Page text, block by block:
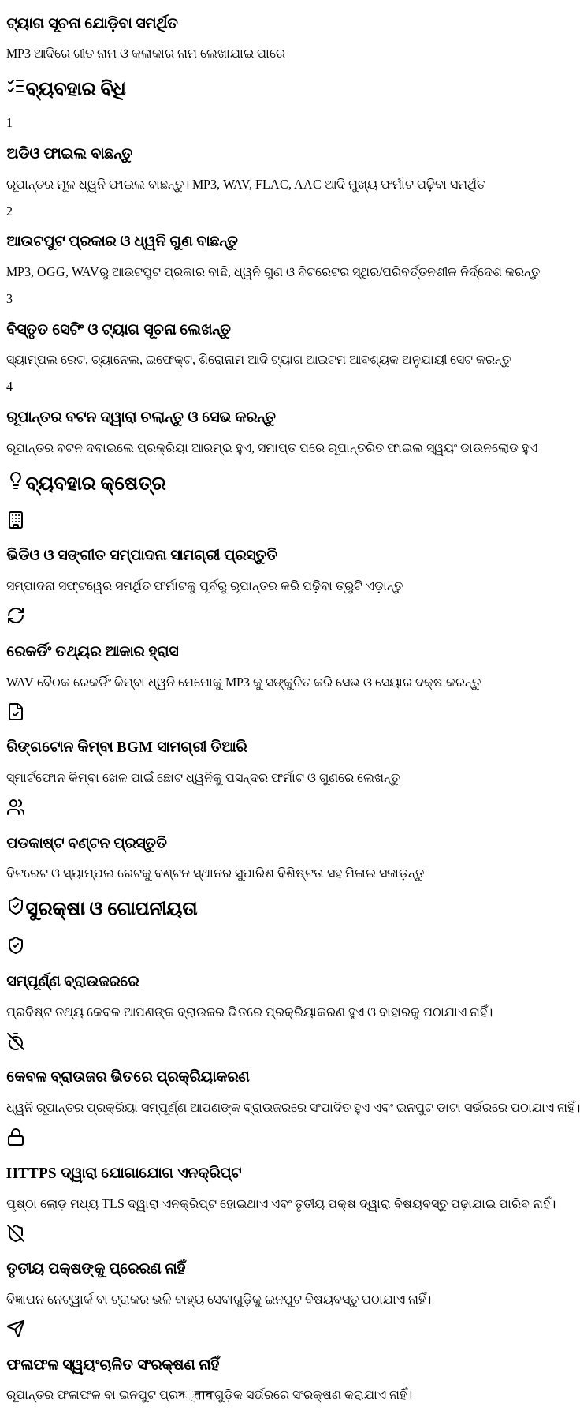
ଟ୍ୟାଗ ସୂଚନା ଯୋଡ଼ିବା ସମର୍ଥିତ
MP3 ଆଦିରେ ଗୀତ ନାମ ଓ କଳାକାର ନାମ ଲେଖାଯାଇ ପାରେ
ବ୍ୟବହାର ବିଧି
1
ଅଡିଓ ଫାଇଲ ବାଛନ୍ତୁ
ରୂପାନ୍ତର ମୂଳ ଧ୍ୱନି ଫାଇଲ ବାଛନ୍ତୁ। MP3, WAV, FLAC, AAC ଆଦି ମୁଖ୍ୟ ଫର୍ମାଟ ପଢ଼ିବା ସମର୍ଥିତ
2
ଆଉଟପୁଟ ପ୍ରକାର ଓ ଧ୍ୱନି ଗୁଣ ବାଛନ୍ତୁ
MP3, OGG, WAVରୁ ଆଉଟପୁଟ ପ୍ରକାର ବାଛି, ଧ୍ୱନି ଗୁଣ ଓ ବିଟରେଟର ସ୍ଥିର/ପରିବର୍ତ୍ତନଶୀଳ ନିର୍ଦ୍ଦେଶ କରନ୍ତୁ
3
ବିସ୍ତୃତ ସେଟିଂ ଓ ଟ୍ୟାଗ ସୂଚନା ଲେଖନ୍ତୁ
ସ୍ୟାମ୍ପଲ ରେଟ, ଚ୍ୟାନେଲ, ଇଫେକ୍ଟ, ଶିରୋନାମ ଆଦି ଟ୍ୟାଗ ଆଇଟମ ଆବଶ୍ୟକ ଅନୁଯାୟୀ ସେଟ କରନ୍ତୁ
4
ରୂପାନ୍ତର ବଟନ ଦ୍ୱାରା ଚଲାନ୍ତୁ ଓ ସେଭ କରନ୍ତୁ
ରୂପାନ୍ତର ବଟନ ଦବାଇଲେ ପ୍ରକ୍ରିୟା ଆରମ୍ଭ ହୁଏ, ସମାପ୍ତ ପରେ ରୂପାନ୍ତରିତ ଫାଇଲ ସ୍ୱୟଂ ଡାଉନଲୋଡ ହୁଏ
ବ୍ୟବହାର କ୍ଷେତ୍ର
ଭିଡିଓ ଓ ସଙ୍ଗୀତ ସମ୍ପାଦନା ସାମଗ୍ରୀ ପ୍ରସ୍ତୁତି
ସମ୍ପାଦନା ସଫ୍ଟୱେର ସମର୍ଥିତ ଫର୍ମାଟକୁ ପୂର୍ବରୁ ରୂପାନ୍ତର କରି ପଢ଼ିବା ତ୍ରୁଟି ଏଡ଼ାନ୍ତୁ
ରେକର୍ଡିଂ ତଥ୍ୟର ଆକାର ହ୍ରାସ
WAV ବୈଠକ ରେକର୍ଡିଂ କିମ୍ବା ଧ୍ୱନି ମେମୋକୁ MP3 କୁ ସଙ୍କୁଚିତ କରି ସେଭ ଓ ସେୟାର ଦକ୍ଷ କରନ୍ତୁ
ରିଙ୍ଗଟୋନ କିମ୍ବା BGM ସାମଗ୍ରୀ ତିଆରି
ସ୍ମାର୍ଟଫୋନ କିମ୍ବା ଖେଳ ପାଇଁ ଛୋଟ ଧ୍ୱନିକୁ ପସନ୍ଦର ଫର୍ମାଟ ଓ ଗୁଣରେ ଲେଖନ୍ତୁ
ପଡକାଷ୍ଟ ବଣ୍ଟନ ପ୍ରସ୍ତୁତି
ବିଟରେଟ ଓ ସ୍ୟାମ୍ପଲ ରେଟକୁ ବଣ୍ଟନ ସ୍ଥାନର ସୁପାରିଶ ବିଶିଷ୍ଟତା ସହ ମିଳାଇ ସଜାଡ଼ନ୍ତୁ
ସୁରକ୍ଷା ଓ ଗୋପନୀୟତା
ସମ୍ପୂର୍ଣ୍ଣ ବ୍ରାଉଜରରେ
ପ୍ରବିଷ୍ଟ ତଥ୍ୟ କେବଳ ଆପଣଙ୍କ ବ୍ରାଉଜର ଭିତରେ ପ୍ରକ୍ରିୟାକରଣ ହୁଏ ଓ ବାହାରକୁ ପଠାଯାଏ ନାହିଁ।
କେବଳ ବ୍ରାଉଜର ଭିତରେ ପ୍ରକ୍ରିୟାକରଣ
ଧ୍ୱନି ରୂପାନ୍ତର ପ୍ରକ୍ରିୟା ସମ୍ପୂର୍ଣ୍ଣ ଆପଣଙ୍କ ବ୍ରାଉଜରରେ ସଂପାଦିତ ହୁଏ ଏବଂ ଇନପୁଟ ଡାଟା ସର୍ଭରରେ ପଠାଯାଏ ନାହିଁ।
HTTPS ଦ୍ୱାରା ଯୋଗାଯୋଗ ଏନକ୍ରିପ୍ଟ
ପୃଷ୍ଠା ଲୋଡ଼ ମଧ୍ୟ TLS ଦ୍ୱାରା ଏନକ୍ରିପ୍ଟ ହୋଇଥାଏ ଏବଂ ତୃତୀୟ ପକ୍ଷ ଦ୍ୱାରା ବିଷୟବସ୍ତୁ ପଢ଼ାଯାଇ ପାରିବ ନାହିଁ।
ତୃତୀୟ ପକ୍ଷଙ୍କୁ ପ୍ରେରଣ ନାହିଁ
ବିଜ୍ଞାପନ ନେଟ୍‌ୱାର୍କ ବା ଟ୍ରାକର ଭଳି ବାହ୍ୟ ସେବାଗୁଡ଼ିକୁ ଇନପୁଟ ବିଷୟବସ୍ତୁ ପଠାଯାଏ ନାହିଁ।
ଫଳାଫଳ ସ୍ୱୟଂଚାଳିତ ସଂରକ୍ଷଣ ନାହିଁ
ରୂପାନ୍ତର ଫଳାଫଳ ବା ଇନପୁଟ ପ୍ରস्तावଗୁଡ଼ିକ ସର୍ଭରରେ ସଂରକ୍ଷଣ କରାଯାଏ ନାହିଁ।